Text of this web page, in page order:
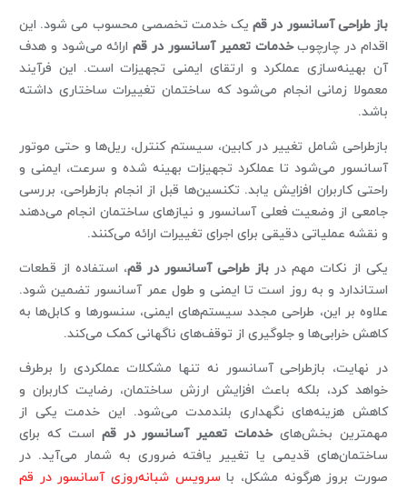
باز طراحی آسانسور در قمیک خدمت تخصصی محسوب می شود. این
اقدام در چارچوبخدمات تعمیر آسانسور در قمارائه می‌شود و هدف
آن بهینه‌سازی عملکرد و ارتقای ایمنی تجهیزات است. این فرآیند
معمولا زمانی انجام می‌شود که ساختمان تغییرات ساختاری داشته
باشد.
بازطراحی شامل تغییر در کابین، سیستم کنترل، ریل‌ها و حتی موتور
آسانسور می‌شود تا عملکرد تجهیزات بهینه شده و سرعت، ایمنی و
راحتی کاربران افزایش یابد. تکنسین‌ها قبل از انجام بازطراحی، بررسی
جامعی از وضعیت فعلی آسانسور و نیازهای ساختمان انجام می‌دهند
و نقشه عملیاتی دقیقی برای اجرای تغییرات ارائه می‌کنند.
یکی از نکات مهم در باز طراحی آسانسور در قم، استفاده از قطعات
استاندارد و به ‌روز است تا ایمنی و طول عمر آسانسور تضمین شود.
علاوه بر این، طراحی مجدد سیستم‌های ایمنی، سنسورها و کابل‌ها به
کاهش خرابی‌ها و جلوگیری از توقف‌های ناگهانی کمک می‌کند.
در نهایت، بازطراحی آسانسور نه تنها مشکلات عملکردی را برطرف
خواهد کرد، بلکه باعث افزایش ارزش ساختمان، رضایت کاربران و
کاهش هزینه‌های نگهداری بلندمدت می‌شود. این خدمت یکی از
مهمترین بخش‌هایخدمات تعمیر آسانسور در قم است که برای
ساختمان‌های قدیمی یا تغییر یافته ضروری به شمار می‌آید. در
صورت بروز هرگونه مشکل، باسرویس شبانه‌روزی آسانسور در قم